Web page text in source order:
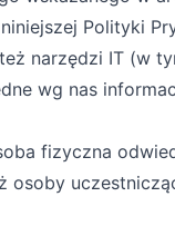
Polityki
narzędzi IT (w
wg nas
fizyczna
osoby